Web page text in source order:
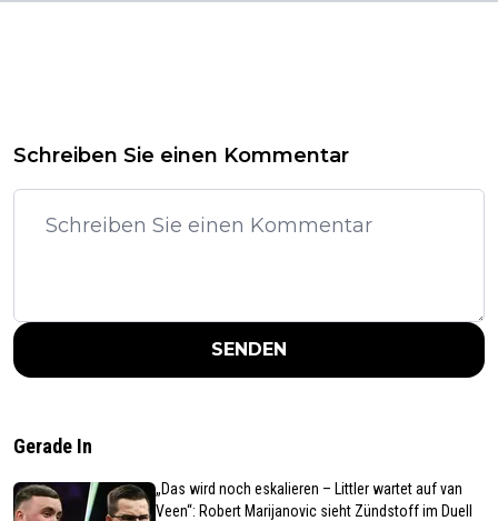
Schreiben Sie einen Kommentar
SENDEN
Gerade In
„Das wird noch eskalieren – Littler wartet auf van
Veen“: Robert Marijanovic sieht Zündstoff im Duell